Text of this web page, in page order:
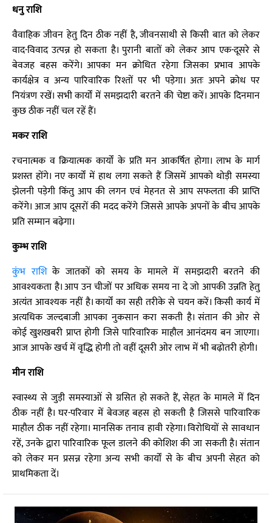
धनु राशि
वैवाहिक जीवन हेतु दिन ठीक नहीं है, जीवनसाथी से किसी बात को लेकर
वाद-विवाद उत्पन्न हो सकता है। पुरानी बातों को लेकर आप एक-दूसरे से
बेवजह बहस करेंगे। आपका मन क्रोधित रहेगा जिसका प्रभाव आपके
कार्यक्षेत्र व अन्य पारिवारिक रिश्तों पर भी पड़ेगा। अतः अपने क्रोध पर
नियंत्रण रखें। सभी कार्यों में समझदारी बरतने की चेष्टा करें। आपके दिनमान
कुछ ठीक नहीं चल रहें हैं।
मकर राशि
रचनात्मक व क्रियात्मक कार्यों के प्रति मन आकर्षित होगा। लाभ के मार्ग
प्रशस्त होंगे। नए कार्यों में हाथ लगा सकते हैं जिसमें आपको थोड़ी समस्या
झेलनी पड़ेगी किंतु आप की लगन एवं मेहनत से आप सफलता की प्राप्ति
करेंगे। आज आप दूसरों की मदद करेंगे जिससे आपके अपनों के बीच आपके
प्रति सम्मान बढ़ेगा।
कुम्भ राशि
कुंभ राशिके जातकों को समय के मामले में समझदारी बरतने की
आवश्यकता है। आप उन चीजों पर अधिक समय ना दे जो आपकी उन्नति हेतु
अत्यंत आवश्यक नहीं है। कार्यों का सही तरीके से चयन करें। किसी कार्य में
अत्यधिक जल्दबाजी आपका नुकसान करा सकती है। संतान की ओर से
कोई खुशखबरी प्राप्त होगी जिसे पारिवारिक माहौल आनंदमय बन जाएगा।
आज आपके खर्च में वृद्धि होगी तो वहीं दूसरी ओर लाभ में भी बढ़ोतरी होगी।
मीन राशि
स्वास्थ्य से जुड़ी समस्याओं से ग्रसित हो सकते हैं, सेहत के मामले में दिन
ठीक नहीं है। घर-परिवार में बेवजह बहस हो सकती है जिससे पारिवारिक
माहौल ठीक नहीं रहेगा। मानसिक तनाव हावी रहेगा। विरोधियों से सावधान
रहें, उनके द्वारा पारिवारिक फूल डालने की कोशिश की जा सकती है। संतान
को लेकर मन प्रसन्न रहेगा अन्य सभी कार्यों से के बीच अपनी सेहत को
प्राथमिकता दें।